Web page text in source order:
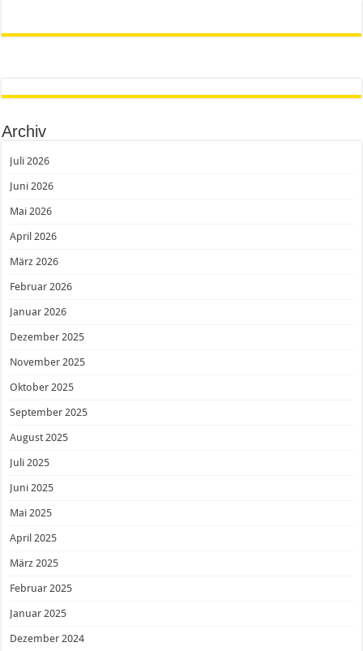
Archiv
Juli 2026
Juni 2026
Mai 2026
April 2026
März 2026
Februar 2026
Januar 2026
Dezember 2025
November 2025
Oktober 2025
September 2025
August 2025
Juli 2025
Juni 2025
Mai 2025
April 2025
März 2025
Februar 2025
Januar 2025
Dezember 2024